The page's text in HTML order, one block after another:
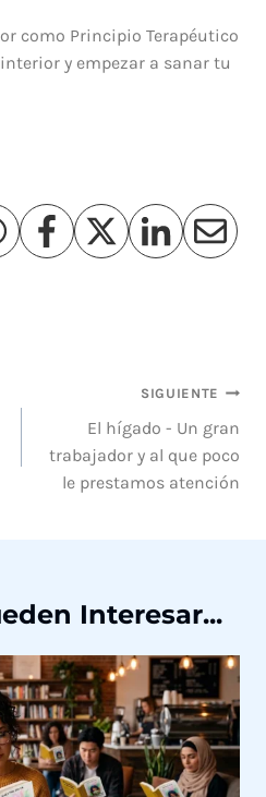
como Principio Terapéutico
y empezar a sanar tu
SIGUIENTE
El hígado - Un gran
trabajador y al que poco
le prestamos atención
Interesar...